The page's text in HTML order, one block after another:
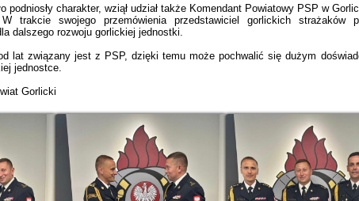
podniosły charakter, wziął udział także Komendant Powiatowy PSP w
trakcie swojego przemówienia przedstawiciel gorlickich strażaków
dalszego rozwoju gorlickiej jednostki.
lat związany jest z PSP, dzięki temu może pochwalić się dużym
jednostce.
Gorlicki